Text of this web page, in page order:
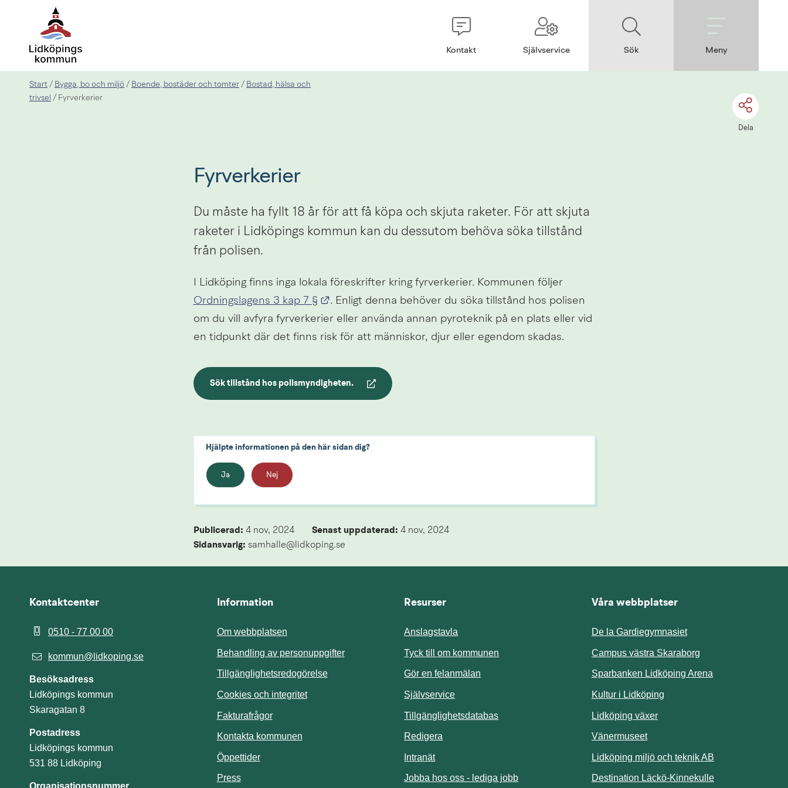
Kontakt Självservice Sök Meny
Start / Bygga, bo och miljö / Boende, bostäder och tomter / Bostad, hälsa och
trivsel / Fyrverkerier
Dela
Fyrverkerier
Du måste ha fyllt 18 år för att få köpa och skjuta raketer. För att skjuta
raketer i Lidköpings kommun kan du dessutom behöva söka tillstånd
från polisen.
I Lidköping finns inga lokala föreskrifter kring fyrverkerier. Kommunen följer
Ordningslagens 3 kap 7 §
Länk till annan webbplats.
. Enligt denna behöver du söka tillstånd hos polisen
om du vill avfyra fyrverkerier eller använda annan pyroteknik på en plats eller vid
en tidpunkt där det finns risk för att människor, djur eller egendom skadas.
Sök tillstånd hos polismyndigheten.
Länk till annan webbplats.
Hjälpte informationen på den här sidan dig?
Ja Nej
Publicerad: 4 nov, 2024 Senast uppdaterad: 4 nov, 2024
Sidansvarig: samhalle@lidkoping.se
Kontaktcenter
0510 - 77 00 00
kommun@lidkoping.se
Besöksadress
Lidköpings kommun
Skaragatan 8
Postadress
Lidköpings kommun
531 88 Lidköping
Information
Om webbplatsen
Behandling av personuppgifter
Tillgänglighetsredogörelse
Cookies och integritet
Fakturafrågor
Kontakta kommunen
Öppettider
Press
Resurser
Anslagstavla
Tyck till om kommunen Länk till annan webbplats.
Gör en felanmälan
SjälvserviceLänk till annan webbplats.
TillgänglighetsdatabasLänk till annan webbplats.
Redigera
IntranätLänk till annan webbplats.
Jobba hos oss - lediga jobb
Våra webbplatser
De la Gardiegymnasiet
Campus västra Skaraborg
Sparbanken Lidköping Arena
Kultur i Lidköping
Lidköping växer
Vänermuseet
Lidköping miljö och teknik AB
Destination Läckö-KinnekulleLänk till annan